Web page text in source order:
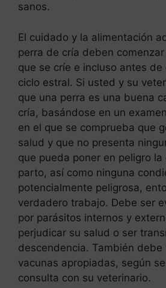
sanos.
El cuidado y la alimentación
perra de cría deben
que se críe e incluso antes de
ciclo estral. Si usted y su
que una perra es una buena
cría, basándose en un
en el que se comprueba que
salud y que no presenta
que pueda poner en peligro la
parto, así como ninguna
potencialmente peligrosa,
verdadero trabajo. Debe ser
por parásitos internos y
perjudicar su salud o ser
descendencia. También
vacunas apropiadas, según
consulta con su veterinario.